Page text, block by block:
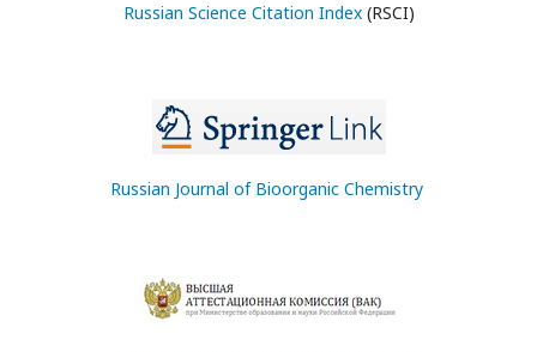
Russian Science Citation Index(RSCI)
Russian Journal of Bioorganic Chemistry